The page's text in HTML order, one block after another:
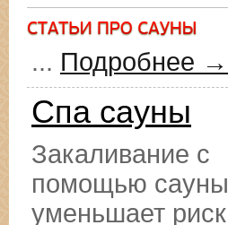
... Подробнее →
Спа сауны
Закаливание с
помощью сауны
уменьшает риск